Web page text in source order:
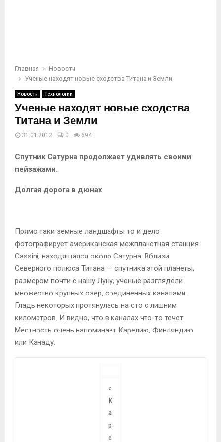
Главная
Новости
Ученые находят новые сходства Титана и Земли
Новости Технологии
Ученые находят новые сходства
Титана и Земли
31.01.2012 0 694
Спутник Сатурна продолжает удивлять своими
пейзажами.
Долгая дорога в дюнах
Прямо таки земные ландшафты то и дело
фотографирует американская межпланетная станция
Cassini, находящаяся около Сатурна. Вблизи
Северного полюса Титана — спутника этой планеты,
размером почти с нашу Луну, ученые разглядели
множество крупных озер, соединенных каналами.
Гладь некоторых протянулась на сто с лишним
километров. И видно, что в каналах что-то течет.
Местность очень напоминает Карелию, Финляндию
или Канаду.
«
К
а
р
е